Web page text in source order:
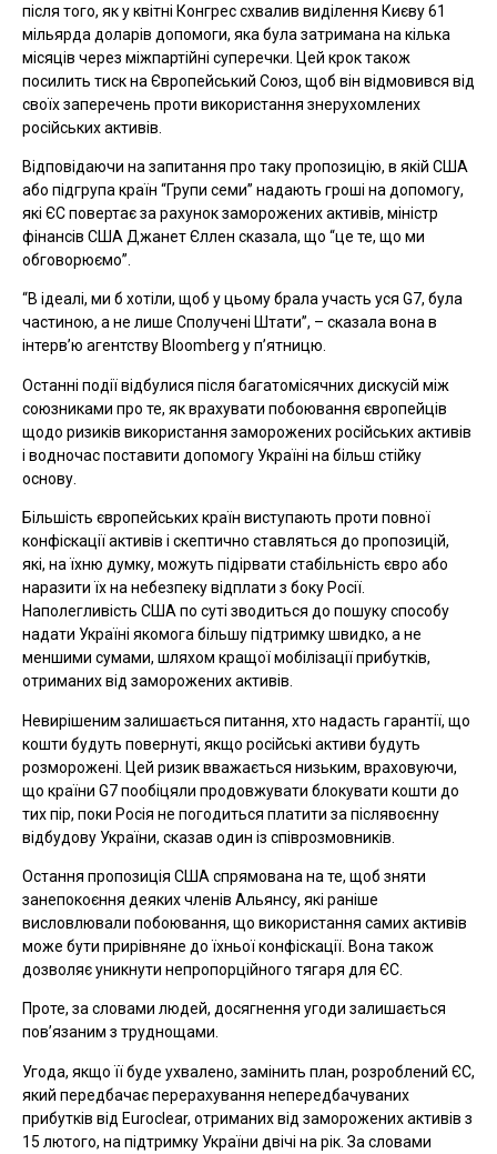
після того, як у квітні Конгрес схвалив виділення Києву 61
мільярда доларів допомоги, яка була затримана на кілька
місяців через міжпартійні суперечки. Цей крок також
посилить тиск на Європейський Союз, щоб він відмовився від
своїх заперечень проти використання знерухомлених
російських активів.
Відповідаючи на запитання про таку пропозицію, в якій США
або підгрупа країн “Групи семи” надають гроші на допомогу,
які ЄС повертає за рахунок заморожених активів, міністр
фінансів США Джанет Єллен сказала, що “це те, що ми
обговорюємо”.
“В ідеалі, ми б хотіли, щоб у цьому брала участь уся G7, була
частиною, а не лише Сполучені Штати”, – сказала вона в
інтерв’ю агентству Bloomberg у п’ятницю.
Останні події відбулися після багатомісячних дискусій між
союзниками про те, як врахувати побоювання європейців
щодо ризиків використання заморожених російських активів
і водночас поставити допомогу Україні на більш стійку
основу.
Більшість європейських країн виступають проти повної
конфіскації активів і скептично ставляться до пропозицій,
які, на їхню думку, можуть підірвати стабільність євро або
наразити їх на небезпеку відплати з боку Росії.
Наполегливість США по суті зводиться до пошуку способу
надати Україні якомога більшу підтримку швидко, а не
меншими сумами, шляхом кращої мобілізації прибутків,
отриманих від заморожених активів.
Невирішеним залишається питання, хто надасть гарантії, що
кошти будуть повернуті, якщо російські активи будуть
розморожені. Цей ризик вважається низьким, враховуючи,
що країни G7 пообіцяли продовжувати блокувати кошти до
тих пір, поки Росія не погодиться платити за післявоєнну
відбудову України, сказав один із співрозмовників.
Остання пропозиція США спрямована на те, щоб зняти
занепокоєння деяких членів Альянсу, які раніше
висловлювали побоювання, що використання самих активів
може бути прирівняне до їхньої конфіскації. Вона також
дозволяє уникнути непропорційного тягаря для ЄС.
Проте, за словами людей, досягнення угоди залишається
пов’язаним з труднощами.
Угода, якщо її буде ухвалено, замінить план, розроблений ЄС,
який передбачає перерахування непередбачуваних
прибутків від Euroclear, отриманих від заморожених активів з
15 лютого, на підтримку України двічі на рік. За словами